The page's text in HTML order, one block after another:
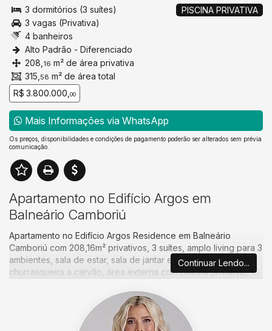
PISCINA PRIVATIVA
3 dormitórios (3 suítes)
3 vagas (Privativa)
4 banheiros
Alto Padrão - Diferenciado
208, 16 m² de área privativa
315, 58 m² de área total
R$ 3.800.000, 00
Mais Informações via WhatsApp
Os preços, disponibilidades e condições de pagamento poderão ser alterados sem prévia
comunicação.
Apartamento no Edifício Argos em
Balneário Camboriú
Apartamento no Edifício Argos Residence em Balneário
Camboriú com 208,16m² privativos, 3 suítes, amplo living para 3
ambientes, sala de estar, sala de jantar e cozinha com
churrasqueira a carvão, área externa com piscina privativa,
O edifício Residencial Argos em Balneário Camboriú conta com
área de lazer completa para toda a sua família, com piscina
adulto com deck molhado e raia de natação, piscina infantil,
Continuar Lendo...